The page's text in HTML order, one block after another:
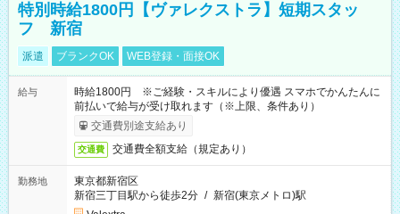
特別時給1800円【ヴァレクストラ】短期スタッ
フ 新宿
派遣 ブランクOK WEB登録・面接OK
給与
時給1800円 ※ご経験・スキルにより優遇 スマホでかんたんに
前払いで給与が受け取れます（※上限、条件あり）
交通費別途支給あり
交通費 交通費全額支給（規定あり）
勤務地
東京都新宿区
新宿三丁目駅から徒歩2分 / 新宿(東京メトロ)駅